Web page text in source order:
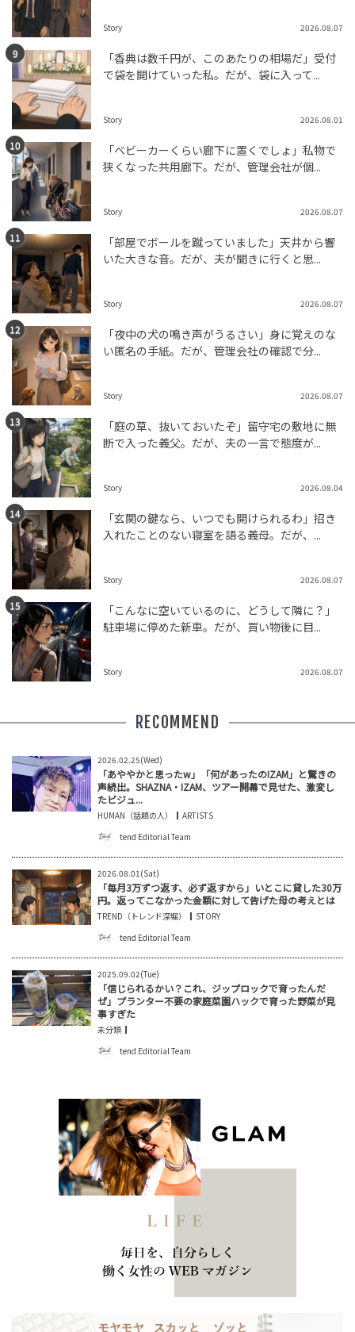
Story 2026.08.07
「香典は数千円が、このあたりの相場だ」受付
で袋を開けていった私。だが、袋に入って...
Story 2026.08.01
「ベビーカーくらい廊下に置くでしょ」私物で
狭くなった共用廊下。だが、管理会社が個...
Story 2026.08.07
「部屋でボールを蹴っていました」天井から響
いた大きな音。だが、夫が聞きに行くと思...
Story 2026.08.07
「夜中の犬の鳴き声がうるさい」身に覚えのな
い匿名の手紙。だが、管理会社の確認で分...
Story 2026.08.07
「庭の草、抜いておいたぞ」留守宅の敷地に無
断で入った義父。だが、夫の一言で態度が...
Story 2026.08.04
「玄関の鍵なら、いつでも開けられるわ」招き
入れたことのない寝室を語る義母。だが、...
Story 2026.08.07
「こんなに空いているのに、どうして隣に？」
駐車場に停めた新車。だが、買い物後に目...
Story 2026.08.07
RECOMMEND
2026.02.25(Wed)
「あややかと思ったw」「何があったのIZAM」と驚きの
声続出。SHAZNA・IZAM、ツアー開幕で見せた、激変し
たビジュ...
HUMAN（話題の人）
ARTISTS
tend Editorial Team
2026.08.01(Sat)
「毎月3万ずつ返す、必ず返すから」いとこに貸した30万
円。返ってこなかった金額に対して告げた母の考えとは
TREND（トレンド深堀）
STORY
tend Editorial Team
2025.09.02(Tue)
「信じられるかい？これ、ジップロックで育ったんだ
ぜ」プランター不要の家庭菜園ハックで育った野菜が見
事すぎた
未分類
tend Editorial Team